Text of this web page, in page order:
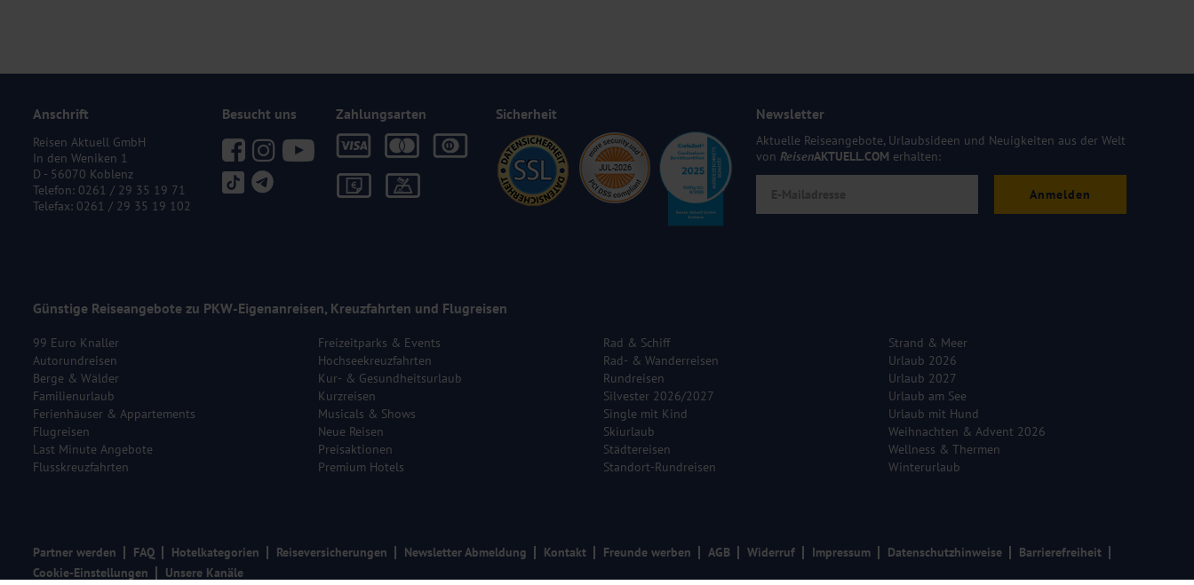
Anschrift
Reisen Aktuell GmbH
In den Weniken 1
D - 56070 Koblenz
Telefon: 0261 / 29 35 19 71
Telefax: 0261 / 29 35 19 102
Besucht uns Zahlungsarten Sicherheit Newsletter
Aktuelle Reiseangebote, Urlaubsideen und Neuigkeiten aus der Welt
von ReisenAKTUELL.COM erhalten:
Anmelden
Günstige Reiseangebote zu PKW-Eigenanreisen, Kreuzfahrten und Flugreisen
99 Euro Knaller
Autorundreisen
Berge & Wälder
Familienurlaub
Ferienhäuser & Appartements
Flugreisen
Last Minute Angebote
Flusskreuzfahrten
Freizeitparks & Events
Hochseekreuzfahrten
Kur- & Gesundheitsurlaub
Kurzreisen
Musicals & Shows
Neue Reisen
Preisaktionen
Premium Hotels
Rad & Schiff
Rad- & Wanderreisen
Rundreisen
Silvester 2026/2027
Single mit Kind
Skiurlaub
Städtereisen
Standort-Rundreisen
Strand & Meer
Urlaub 2026
Urlaub 2027
Urlaub am See
Urlaub mit Hund
Weihnachten & Advent 2026
Wellness & Thermen
Winterurlaub
Partner werden FAQ Hotelkategorien Reiseversicherungen Newsletter Abmeldung Kontakt Freunde werben AGB Widerruf Impressum Datenschutzhinweise
Barrierefreiheit
Cookie-Einstellungen
Unsere Kanäle